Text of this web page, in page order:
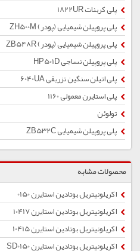
پلی کربنات 1822UR
پلی پروپیلن شیمیایی (پودر) ZH500M
پلی پروپیلن شیمیایی (پودر) ZB548R
پلی پروپیلن نساجی HP501D
پلی اتیلن سنگین تزریقی 6040UA
پلی استایرن معمولی 1160
تولوئن
پلی پروپیلن شیمیایی ZB532C
محصولات مشابه
اکریلونیتریل بوتادین استایرن 0150
اکریلونیتریل بوتادین استایرن 10417
اکریلونیتریل بوتادین استایرن 10415
اکریلونیتریل بوتادین استایرن SD0150